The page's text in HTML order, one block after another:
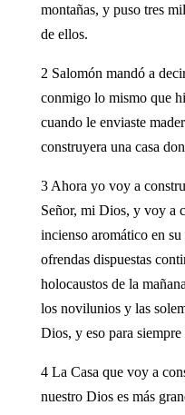
montañas, y puso tres
de ellos.
2 Salomón mandó a
conmigo lo mismo que
cuando le enviaste
construyera una casa
3 Ahora yo voy a
Señor, mi Dios, y voy a
incienso aromático en su
ofrendas dispuestas
holocaustos de la
los novilunios y las
Dios, y eso para siempre
4 La Casa que voy a
nuestro Dios es más